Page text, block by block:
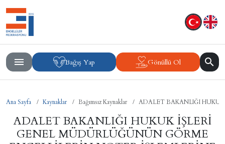
Bağış Yap Gönüllü Ol
Ana Sayfa Kaynaklar Bağımsız Kaynaklar ADALET BAKANLIĞI
ADALET BAKANLIĞI HUKUK İŞLERİ
GENEL MÜDÜRLÜĞÜNÜN GÖRME